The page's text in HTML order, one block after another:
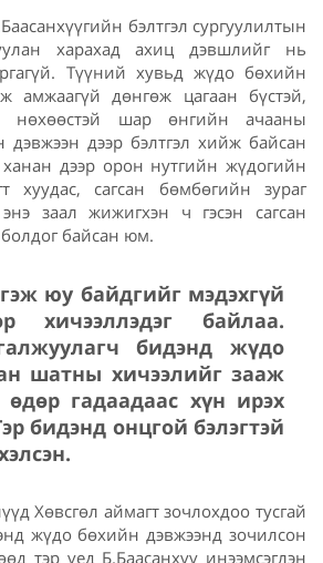
бэлтгэл сургуулилтын
харахад ахиц дэвшлийг нь
Түүний хувьд жүдо бөхийн
амжаагүй дөнгөж цагаан бүстэй,
нөхөөстэй шар өнгийн ачааны
дээр бэлтгэл хийж байсан
ханан дээр орон нутгийн жүдогийн
хуудас, сагсан бөмбөгийн зураг
заал жижигхэн ч гэсэн сагсан
байсан юм.
юу байдгийг мэдэхгүй
хичээллэдэг байлаа.
бидэнд жүдо
шатны хичээлийг зааж
гадаадаас хүн ирэх
бидэнд онцгой бэлэгтэй
Хөвсгөл аймагт зочлохдоо тусгай
жүдо бөхийн дэвжээнд зочилсон
тэр үед Б.Баасанхүү инээмсэглэн